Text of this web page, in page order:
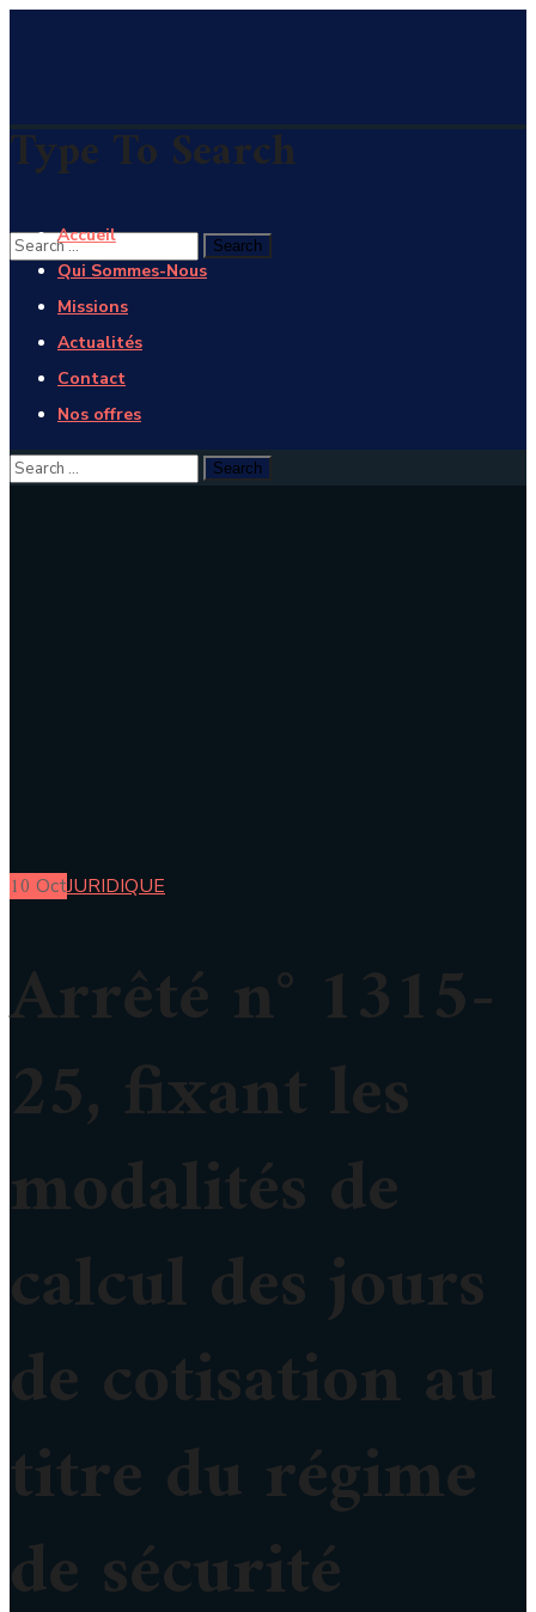
Type To Search
Accueil
Qui Sommes-Nous
Missions
Actualités
Contact
Nos offres
10 OctJURIDIQUE
Arrêté n° 1315-
25, fixant les
modalités de
calcul des jours
de cotisation au
titre du régime
de sécurité